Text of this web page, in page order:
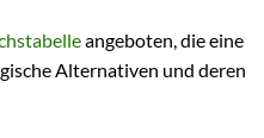
angeboten, die eine
Alternativen und deren